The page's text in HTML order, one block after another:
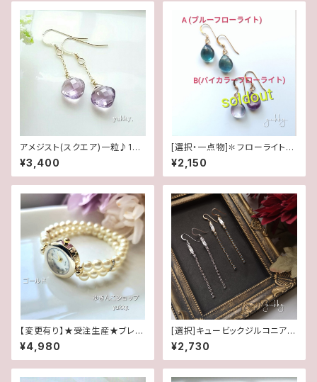
アメジスト(スクエア)一粒♪14k
gfピアス
¥3,400
[選択・一点物]✽フローライト＊
(1ペア)14kgfピアス
¥2,150
【変更有り】★受注生産★ブレス
腕時計(パール･クリーム系ゴー
ルド)･A
¥4,980
[選択]キュービックジルコニア&
スワロフスキー(1ペア)✽ライン1
4kgf/SFピアス/イヤリング
¥2,730